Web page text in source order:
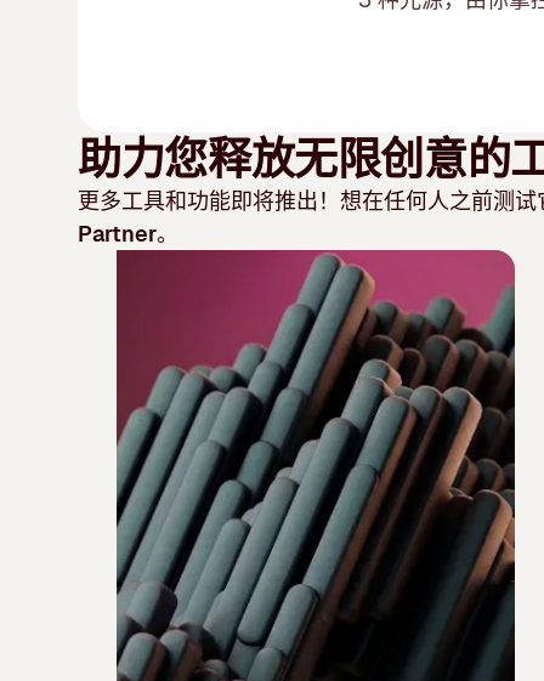
助力您释放无限创意的
更多工具和功能即将推出！想在任何人之前测
Partner。